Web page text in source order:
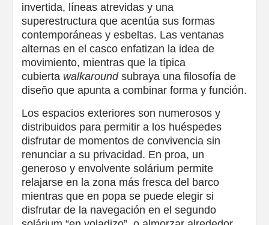
invertida, líneas atrevidas y una
superestructura que acentúa sus formas
contemporáneas y esbeltas. Las ventanas
alternas en el casco enfatizan la idea de
movimiento, mientras que la típica
cubierta walkaroundsubraya una filosofía de
diseño que apunta a combinar forma y función.
Los espacios exteriores son numerosos y
distribuidos para permitir a los huéspedes
disfrutar de momentos de convivencia sin
renunciar a su privacidad. En proa, un
generoso y envolvente solárium permite
relajarse en la zona más fresca del barco
mientras que en popa se puede elegir si
disfrutar de la navegación en el segundo